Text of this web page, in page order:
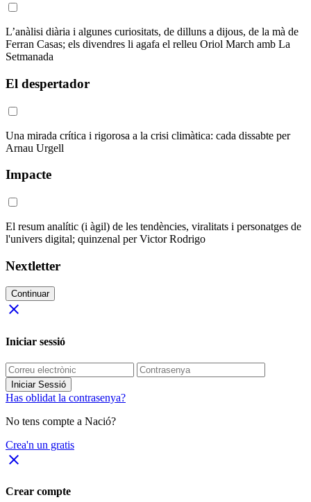
L’anàlisi diària i algunes curiositats, de dilluns a dijous, de la mà de
Ferran Casas; els divendres li agafa el relleu Oriol March amb La
Setmanada
El despertador
Una mirada crítica i rigorosa a la crisi climàtica: cada dissabte per
Arnau Urgell
Impacte
El resum analític (i àgil) de les tendències, viralitats i personatges de
l'univers digital; quinzenal per Victor Rodrigo
Nextletter
Continuar
close
Iniciar sessió
Iniciar Sessió
Has oblidat la contrasenya?
No tens compte a Nació?
Crea'n un gratis
close
Crear compte